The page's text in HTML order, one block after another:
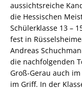
aussichtsreiche
die Hessischen
Schülerklasse 13 –
fest in
Andreas
die nachfolgenden
Groß-Gerau auch
im Griff. In der